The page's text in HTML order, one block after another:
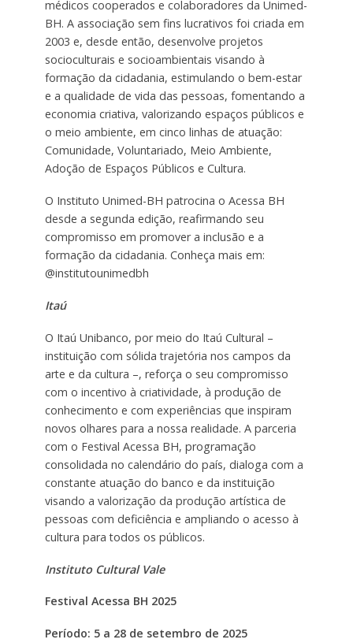
médicos cooperados e colaboradores da Unimed-
BH. A associação sem fins lucrativos foi criada em
2003 e, desde então, desenvolve projetos
socioculturais e socioambientais visando à
formação da cidadania, estimulando o bem-estar
e a qualidade de vida das pessoas, fomentando a
economia criativa, valorizando espaços públicos e
o meio ambiente, em cinco linhas de atuação:
Comunidade, Voluntariado, Meio Ambiente,
Adoção de Espaços Públicos e Cultura.
O Instituto Unimed-BH patrocina o Acessa BH
desde a segunda edição, reafirmando seu
compromisso em promover a inclusão e a
formação da cidadania. Conheça mais em:
@institutounimedbh
Itaú
O Itaú Unibanco, por meio do Itaú Cultural –
instituição com sólida trajetória nos campos da
arte e da cultura –, reforça o seu compromisso
com o incentivo à criatividade, à produção de
conhecimento e com experiências que inspiram
novos olhares para a nossa realidade. A parceria
com o Festival Acessa BH, programação
consolidada no calendário do país, dialoga com a
constante atuação do banco e da instituição
visando a valorização da produção artística de
pessoas com deficiência e ampliando o acesso à
cultura para todos os públicos.
Instituto Cultural Vale
Festival Acessa BH 2025
Período: 5 a 28 de setembro de 2025